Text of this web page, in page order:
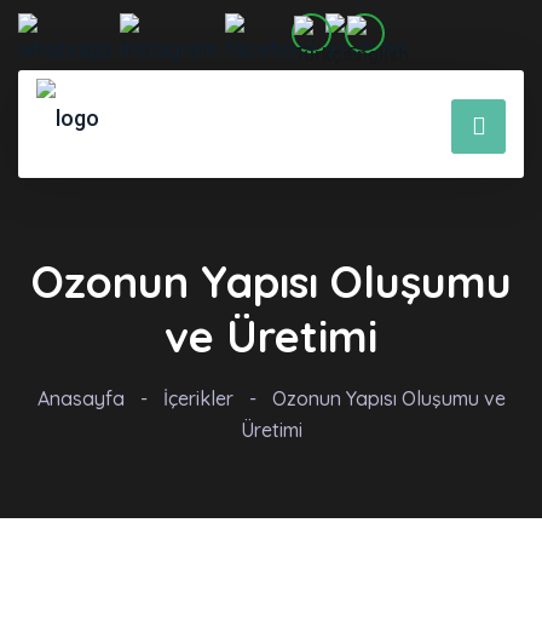
Ozonun Yapısı Oluşumu
ve Üretimi
Anasayfa - İçerikler -
Ozonun Yapısı Oluşumu ve
Üretimi